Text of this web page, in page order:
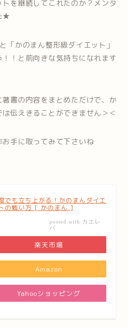
を継続してこれたのか？メンタ
★
「かのまん整形級ダイエット」
！と前向きな気持ちになれます
書の内容をまとめただけで、か
伝えきることができません＞＜
手に取ってみて下さいね
でも立ち上がる！かのまんダイエ
の戦い方 [ かのまん ]
posted with カエレ
バ
楽天市場
Amazon
Yahooショッピング